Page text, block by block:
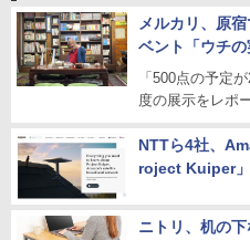
メルカリ、原
ベント「ウチ
「500点の予定
度の展示をレポ
NTTら4社、
roject Kuiper」
ニトリ、机の